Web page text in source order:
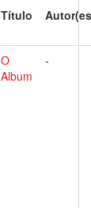
Título
O
Album
-